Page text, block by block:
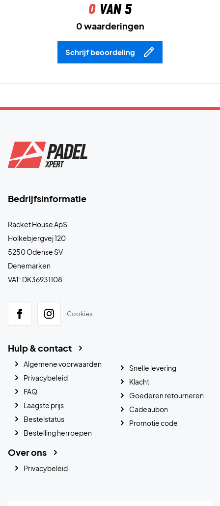
0van 5
0 waarderingen
Schrijf beoordeling
Bedrijfsinformatie
Racket House ApS
Holkebjergvej 120
5250 Odense SV
Denemarken
VAT: DK36931108
Cookies
Hulp & contact
Algemene voorwaarden
Privacybeleid
FAQ
Laagste prijs
Bestelstatus
Bestelling herroepen
Snelle levering
Klacht
Goederen retourneren
Cadeaubon
Promotie code
Over ons
Privacybeleid